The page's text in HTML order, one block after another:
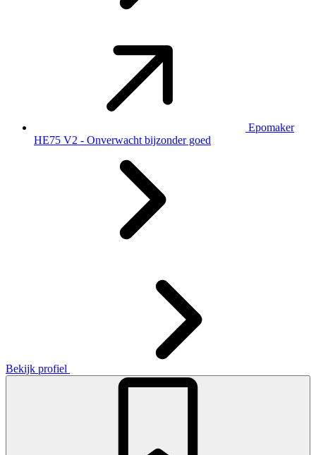
Epomaker
HE75 V2 - Onverwacht bijzonder goed
Bekijk profiel